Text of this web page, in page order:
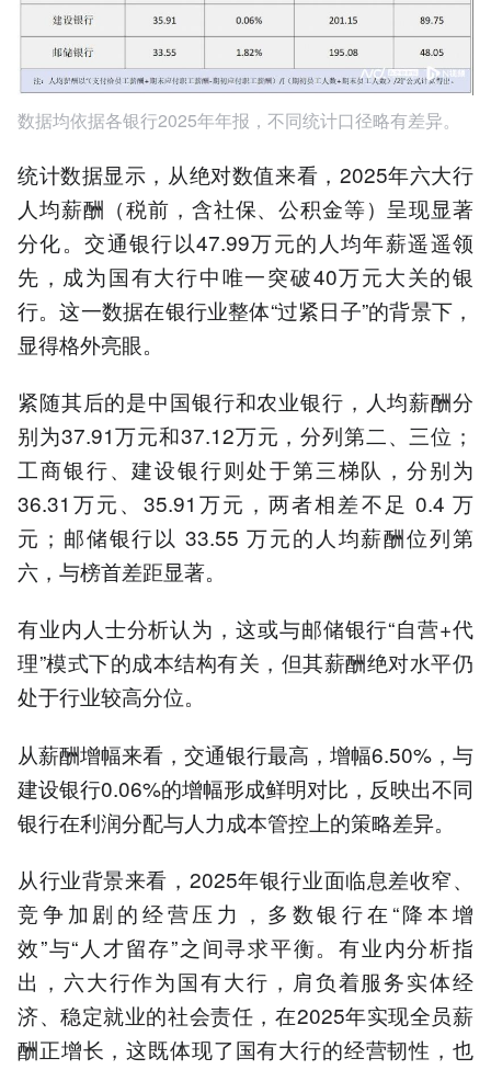
数据均依据各银行2025年年报，不同统计口径略有差异。
统计数据显示，从绝对数值来看，2025年六大行
人均薪酬（税前，含社保、公积金等）呈现显著
分化。交通银行以47.99万元的人均年薪遥遥领
先，成为国有大行中唯一突破40万元大关的银
行。这一数据在银行业整体“过紧日子”的背景下，
显得格外亮眼。
紧随其后的是中国银行和农业银行，人均薪酬分
别为37.91万元和37.12万元，分列第二、三位；
工商银行、建设银行则处于第三梯队，分别为
36.31万元、35.91万元，两者相差不足 0.4 万
元；邮储银行以 33.55 万元的人均薪酬位列第
六，与榜首差距显著。
有业内人士分析认为，这或与邮储银行“自营+代
理”模式下的成本结构有关，但其薪酬绝对水平仍
处于行业较高分位。
从薪酬增幅来看，交通银行最高，增幅6.50%，与
建设银行0.06%的增幅形成鲜明对比，反映出不同
银行在利润分配与人力成本管控上的策略差异。
从行业背景来看，2025年银行业面临息差收窄、
竞争加剧的经营压力，多数银行在“降本增
效”与“人才留存”之间寻求平衡。有业内分析指
出，六大行作为国有大行，肩负着服务实体经
济、稳定就业的社会责任，在2025年实现全员薪
酬正增长，这既体现了国有大行的经营韧性，也